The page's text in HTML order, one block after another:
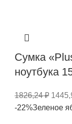
Сумка
ноутбука
1826,24₽
-22%Зеленое